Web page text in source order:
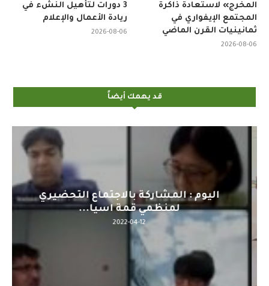
3 دورات لتأهيل النشء في
ريادة الأعمال والإعلام
2026-08-06
المخرج» لاستعادة ذاكرة
المجتمع الإيفواري في
ثمانينيات القرن الماضي
2026-08-06
قد يهمك أيضاً
اليوم : المشاركة بالاجتماع التحضيري
لمنظمي قمة اسيا...
2022-04-12